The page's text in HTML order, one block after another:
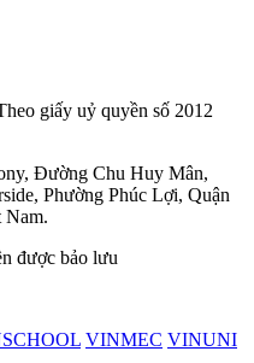
giấy uỷ quyền số 2012
Đường Chu Huy Mân,
Phường Phúc Lợi, Quận
Nam.
được bảo lưu
VINMEC VINUNI